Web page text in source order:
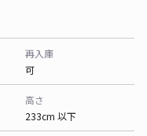
再入庫
可
高さ
233cm 以下